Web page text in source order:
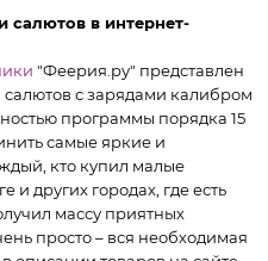
салютов в интернет-
"Феерия.ру" представлен
с зарядами калибром
программы порядка 15
самые яркие и
кто купил малые
других городах, где есть
массу приятных
просто – вся необходимая